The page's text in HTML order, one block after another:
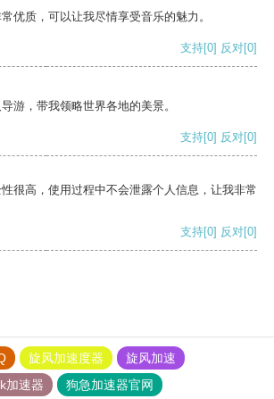
优质，可以让我尽情享受音乐的魅力。
支持[0] 反对[0]
游，带我领略世界各地的美景。
支持[0] 反对[0]
很高，使用过程中不会泄露个人信息，让我非常
支持[0] 反对[0]
旋风加速度器
旋风加速
加速器
狗急加速器官网